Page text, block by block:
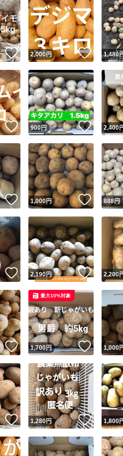
Yahoo!フリマが定めた一定の基
安心取引出品者
安心取引出品者 Yahoo!
取引実績
取引実績◯+ この
他フリマ実績◯+ このユ
スピード&安心発送
※このバッジは実績に基づく表示であ
スピード＆安心発送
このユ
ます
スピード発送 このユ
安心発送 このユ
この
商品画像の無断転載は禁
コピーは1商品につき1回
いいね！
2,000円 いいね！
1,480
いいね！
900円 いいね！
2,400
いいね！
1,000円 いいね！
888円
いいね！
2,190円 いいね！
2,200
いいね！
1,700円 いいね！
最大10%対象
1,000
いいね！
1,280円 いいね！
1,800